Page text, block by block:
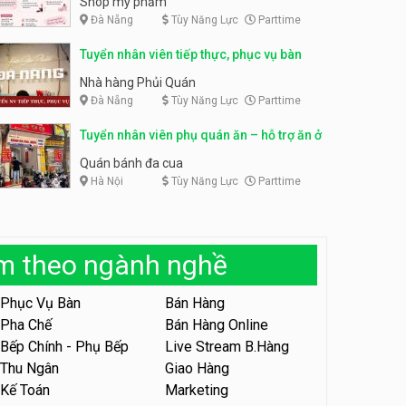
trực page, thu ngân parttime
GRAVI ESCAPE ROOM
Tuyển nhân viên bán hàng,
KIBO KIDS
Tuyển nhân viên edit ảnh,
Công ty
Tuyển nhân viên tiếp thực,
Tuyển nhân viên phục vụ ca
tối – quán kem dừa
Quán kem dừa
Tuyển nhân viên phụ bếp –
Bún Đậu Mắm Tôm – Bếp
Bún Đậu Mắm Tôm - Bếp Tiên
Đà Nẵng Tùy Năng Lực Parttime
Tuyển nhân viên tiếp thực, phục vụ bàn
Nhà hàng Phủi Quán
Đà Nẵng Tùy Năng Lực Parttime
Tuyển nhân viên phụ quán ăn – hỗ trợ ăn ở
Quán bánh đa cua
Hà Nội Tùy Năng Lực Parttime
theo ngành nghề
Phục Vụ Bàn
Bán Hàng
Pha Chế
Bán Hàng Online
Bếp Chính - Phụ Bếp
Live Stream B.Hàng
Thu Ngân
Giao Hàng
Kế Toán
Marketing